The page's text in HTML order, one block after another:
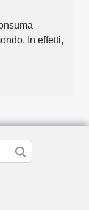
In effetti,